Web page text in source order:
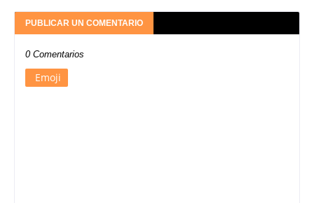
PUBLICAR UN COMENTARIO
0 Comentarios
Emoji